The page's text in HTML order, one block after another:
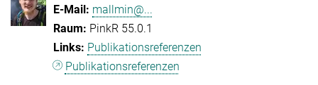
mallmin@...
PinkR 55.0.1
Publikationsreferenzen
Publikationsreferenzen